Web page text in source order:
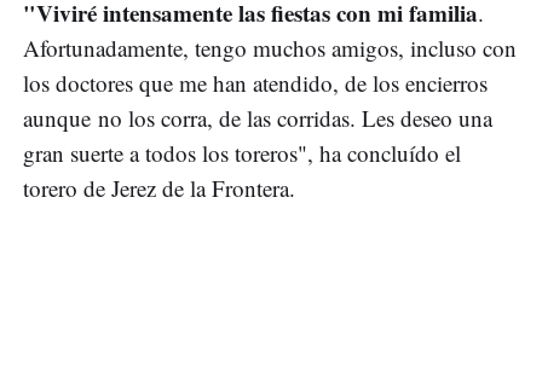
"Viviré intensamente las fiestas con mi familia.
Afortunadamente, tengo muchos amigos, incluso con
los doctores que me han atendido, de los encierros
aunque no los corra, de las corridas. Les deseo una
gran suerte a todos los toreros", ha concluído el
torero de Jerez de la Frontera.